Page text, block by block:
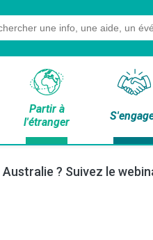
Partir à
l'étranger
Australie ? Suivez le